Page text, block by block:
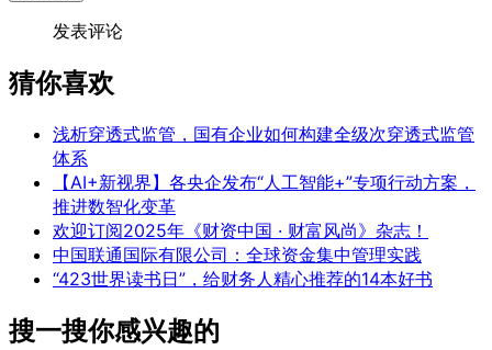
发表评论
猜你喜欢
浅析穿透式监管，国有企业如何构建全级次穿透式监管
体系
【AI+新视界】各央企发布“人工智能+”专项行动方案，
推进数智化变革
欢迎订阅2025年《财资中国 · 财富风尚》杂志！
中国联通国际有限公司：全球资金集中管理实践
“423世界读书日”，给财务人精心推荐的14本好书
搜一搜你感兴趣的